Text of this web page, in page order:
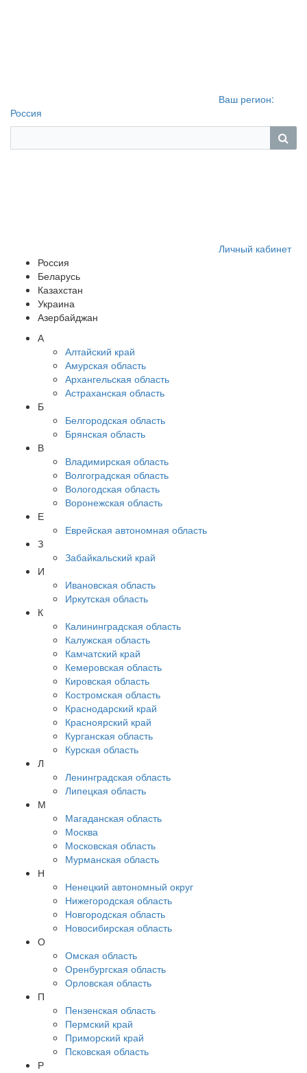
Ваш регион:
Россия
Личный кабинет
Россия
Беларусь
Казахстан
Украина
Азербайджан
А
Алтайский край
Амурская область
Архангельская область
Астраханская область
Б
Белгородская область
Брянская область
В
Владимирская область
Волгоградская область
Вологодская область
Воронежская область
Е
Еврейская автономная область
З
Забайкальский край
И
Ивановская область
Иркутская область
К
Калининградская область
Калужская область
Камчатский край
Кемеровская область
Кировская область
Костромская область
Краснодарский край
Красноярский край
Курганская область
Курская область
Л
Ленинградская область
Липецкая область
М
Магаданская область
Москва
Московская область
Мурманская область
Н
Ненецкий автономный округ
Нижегородская область
Новгородская область
Новосибирская область
О
Омская область
Оренбургская область
Орловская область
П
Пензенская область
Пермский край
Приморский край
Псковская область
Р